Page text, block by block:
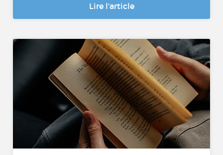
Lire l'article